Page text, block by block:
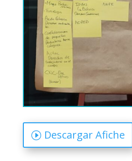
Descargar Afiche